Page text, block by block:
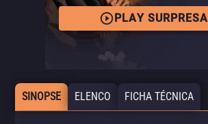
PLAY SURPRESA
SINOPSE ELENCO FICHA TÉCNICA